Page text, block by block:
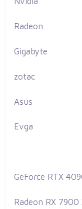
Radeon
Gigabyte
zotac
Asus
Evga
GeForce RTX
Radeon RX 7900